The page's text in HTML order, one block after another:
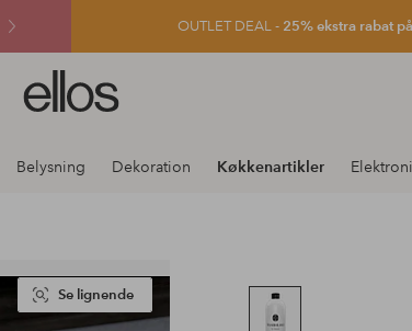
OUTLET DEAL - 25% ekstra rabat
Ellos
logo
gå
Belysning Dekoration Køkkenartikler
Se lignende